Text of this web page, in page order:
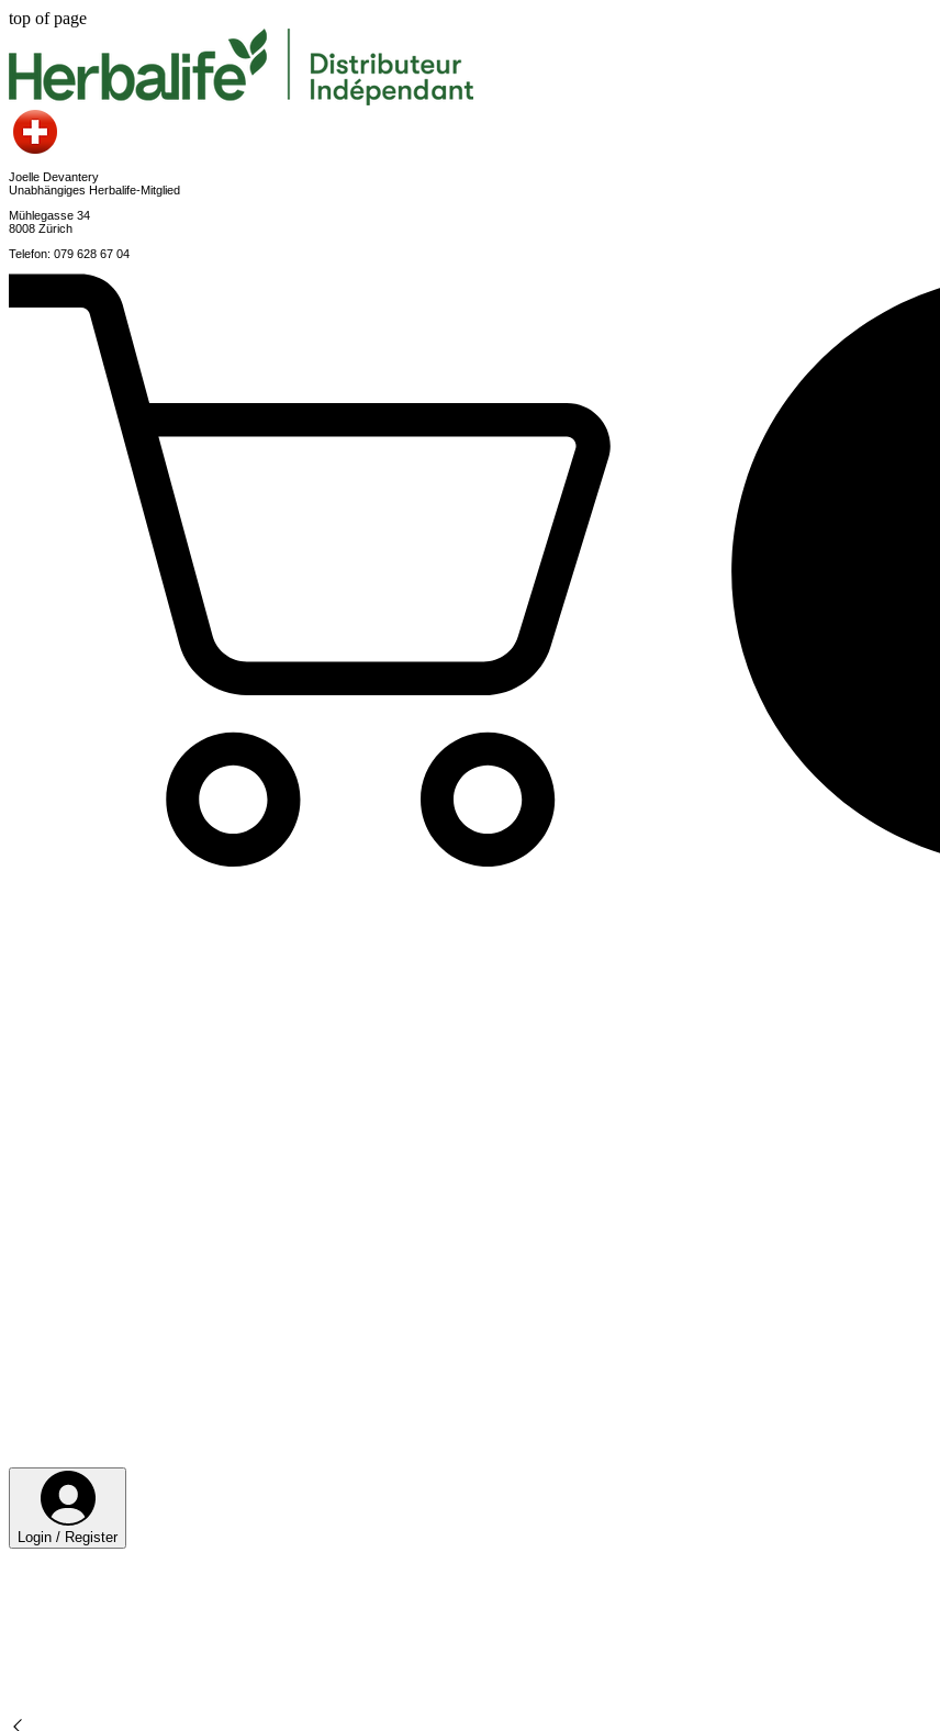
top of page
Joelle Devantery
Unabhängiges Herbalife-Mitglied
Mühlegasse 34
8008 Zürich
Telefon: 079 628 67 04
Login / Register